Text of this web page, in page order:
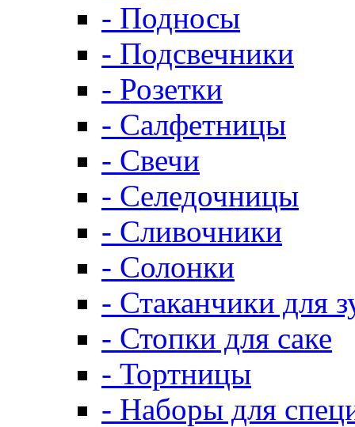
- Подносы
- Подсвечники
- Розетки
- Салфетницы
- Свечи
- Селедочницы
- Сливочники
- Солонки
- Стаканчики для
- Стопки для саке
- Тортницы
- Наборы для